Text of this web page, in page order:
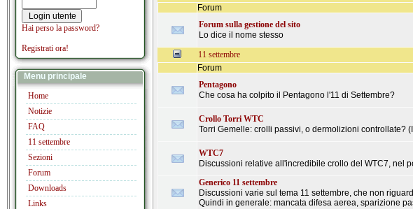
Hai perso la password?
Registrati ora!
Menu principale
Home
Notizie
FAQ
11 settembre
Sezioni
Forum
Downloads
Links
Forum
Forum sulla gestione del sito
Lo dice il nome stesso
11 settembre
Forum
Pentagono
Che cosa ha colpito il Pentagono l'11 di Settembre?
Crollo Torri WTC
Torri Gemelle: crolli passivi, o dermolizioni controllate?
WTC7
Discussioni relative all'incredibile crollo del WTC7, nel
Generico 11 settembre
Discussioni varie sul tema 11 settembre, che non
Quindi in generale: mancata difesa aerea, sparizione